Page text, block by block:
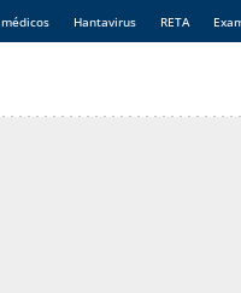
Hantavirus RETA